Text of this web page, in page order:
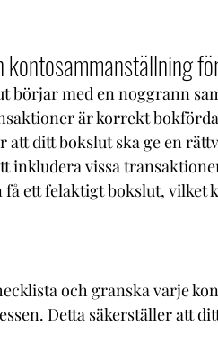
kontosammanställning
börjar med en noggrann
är korrekt
att ditt bokslut ska ge en
inkludera vissa
få ett felaktigt bokslut,
och granska varje
Detta säkerställer att